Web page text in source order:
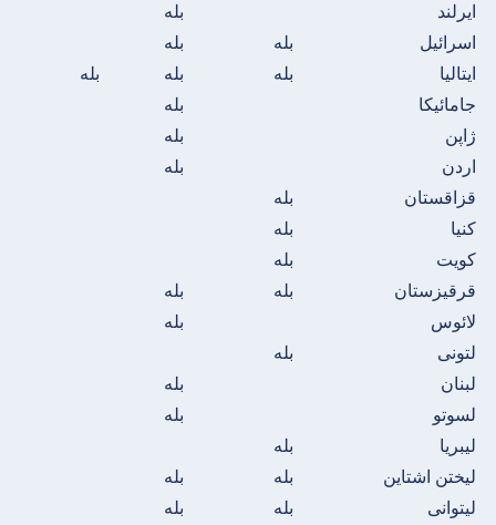
ایرلند
بله
اسرائیل
بله
بله
ایتالیا
بله بله
بله
جامائیکا
بله
ژاپن
بله
اردن
بله
قزاقستان
بله
کنیا
بله
کویت
بله
قرقیزستان
بله
بله
لائوس
بله
لتونی
بله
لبنان
بله
لسوتو
بله
لیبریا
بله
لیختن اشتاین
بله
بله
لیتوانی
بله
بله